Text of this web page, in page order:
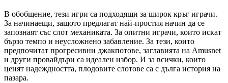
В обобщение, тези игри са подходящи за широк кръг играчи.
За начинаещи, защото предлагат най-простия начин да се
запознаят със слот механиката. За опитни играчи, които искат
бързо темпо и неусложнено забавление. За тези, които
предпочитат прогресивни джакпотове, заглавията на Amusnet
и други провайдъри са идеален избор. И за всички, които
ценят надеждността, плодовите слотове са с дълга история на
пазара.